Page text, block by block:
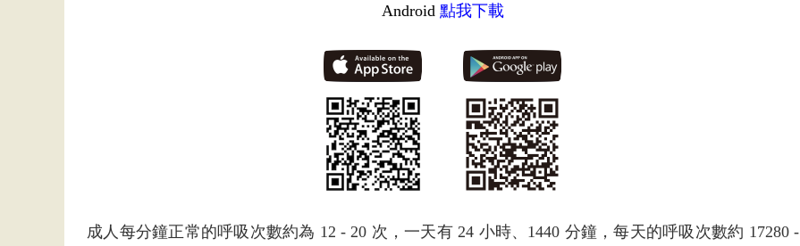
Android 點我下載
成人每分鐘正常的呼吸次數約為 12 - 20 次，一天有 24 小時、1440 分鐘，每天的呼吸次數約 17280 -